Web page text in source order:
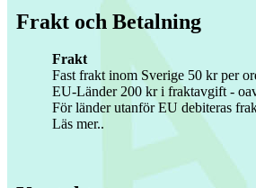
Frakt och Betalning
Frakt
Fast frakt inom Sverige 50 kr per
EU-Länder 200 kr i fraktavgift -
För länder utanför EU debiteras
Läs mer..